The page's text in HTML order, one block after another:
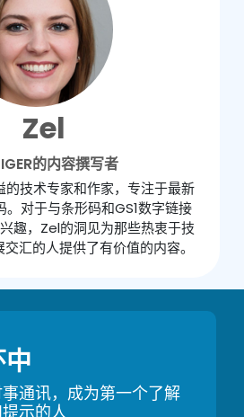
Zel
的内容撰写者
的技术专家和作家，专注于最新
。对于与条形码和GS1数字链接
趣，Zel的洞见为那些热衷于技
汇的人提供了有价值的内容。
通讯，成为第一个了解
示的人